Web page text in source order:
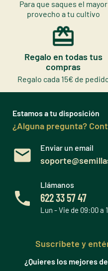
Para que saques el mayor
provecho a tu cultivo
Regalo en todas tus
compras
Regalo cada 15€ de
Estamos a tu disposición
¿Alguna pregunta?
Enviar un email
Llámanos
622 33 57 47
Lun - Vie de 09:00 a
Suscribete y
¿Quieres los mejores